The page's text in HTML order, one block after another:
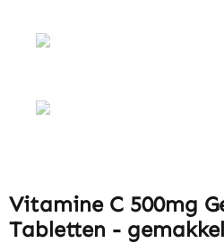
Vitamine C 500mg
Tabletten -